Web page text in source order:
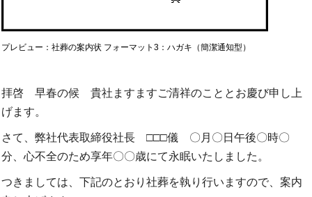
プレビュー：社葬の案内状 フォーマット3：ハガキ（簡潔通知型）
拝啓 早春の候 貴社ますますご清祥のこととお慶び申し上
げます。
さて、弊社代表取締役社長 □□□儀 〇月〇日午後〇時〇
分、心不全のため享年〇〇歳にて永眠いたしました。
つきましては、下記のとおり社葬を執り行いますので、案内